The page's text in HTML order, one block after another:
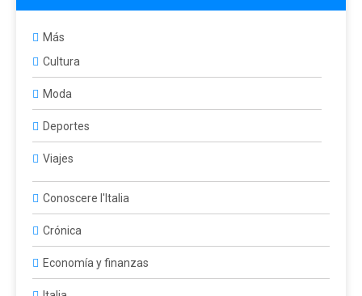
Más
Cultura
Moda
Deportes
Viajes
Conoscere l'Italia
Crónica
Economía y finanzas